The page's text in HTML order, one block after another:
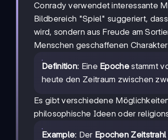
Conrady verwendet interessante
Bildbereich "Spiel" suggeriert,
wird, sondern aus Freude am
Menschen geschaffenen
Definition: Eine Epochestammt
heute den Zeitraum zwischen
Es gibt verschiedene
philosophische Ideen oder
Example: Der Epochen Zeitstrahl